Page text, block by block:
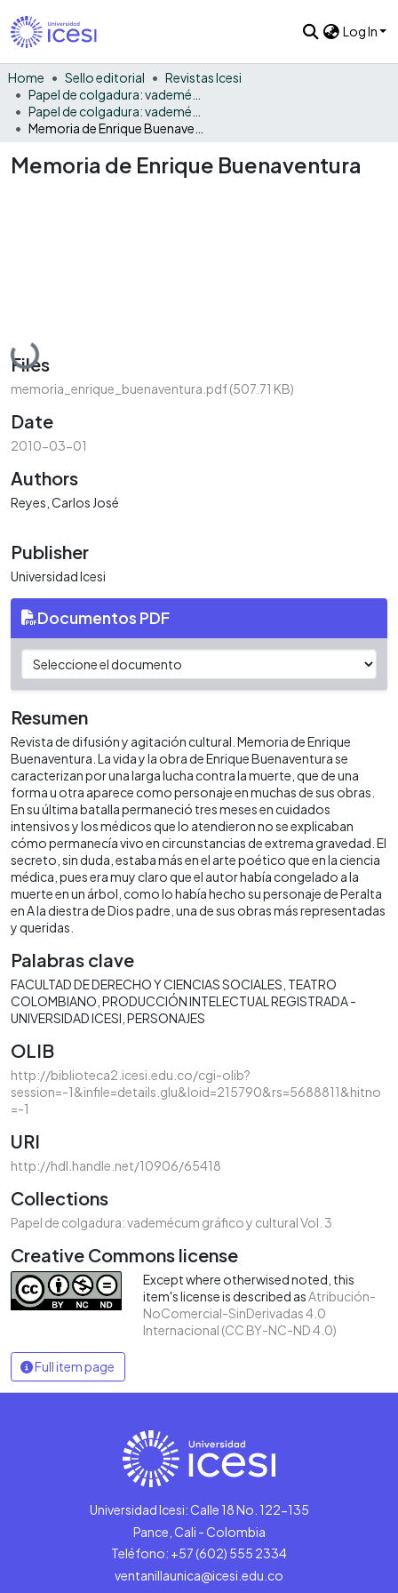
Log In
Home Sello editorial
Revistas Icesi
Memoria de Enrique Buenaventura
Loading...
Files
memoria_enrique_buenaventura.pdf(507.71 KB)
Date
2010-03-01
Authors
Reyes, Carlos José
Publisher
Universidad Icesi
Documentos PDF
Resumen
Revista de difusión y agitación cultural. Memoria de Enrique
Buenaventura. La vida y la obra de Enrique Buenaventura se
caracterizan por una larga lucha contra la muerte, que de una
forma u otra aparece como personaje en muchas de sus obras.
En su última batalla permaneció tres meses en cuidados
intensivos y los médicos que lo atendieron no se explicaban
cómo permanecía vivo en circunstancias de extrema gravedad. El
secreto, sin duda, estaba más en el arte poético que en la ciencia
médica, pues era muy claro que el autor había congelado a la
muerte en un árbol, como lo había hecho su personaje de Peralta
en A la diestra de Dios padre, una de sus obras más representadas
y queridas.
Palabras clave
FACULTAD DE DERECHO Y CIENCIAS SOCIALES TEATRO
COLOMBIANO PRODUCCIÓN INTELECTUAL REGISTRADA -
UNIVERSIDAD ICESI PERSONAJES
OLIB
http://biblioteca2.icesi.edu.co/cgi-olib?
session=-1&infile=details.glu&loid=215790&rs=5688811&hitno
=-1
URI
http://hdl.handle.net/10906/65418
Collections
Papel de colgadura: vademécum gráfico y cultural Vol. 3
Creative Commons license
Except where otherwised noted, this
item's license is described asAtribución-
NoComercial-SinDerivadas 4.0
Internacional (CC BY-NC-ND 4.0)
Full item page
Universidad Icesi: Calle 18 No. 122-135
Pance, Cali - Colombia
Teléfono: +57 (602) 555 2334
ventanillaunica@icesi.edu.co